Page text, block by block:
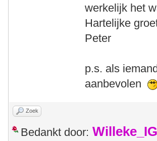
werkelijk het
Hartelijke
Peter
p.s. als
aanbevolen
Zoek
Bedankt door: